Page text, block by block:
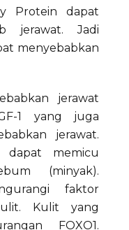
Protein dapat
jerawat. Jadi
menyebabkan
jerawat
1 yang juga
jerawat.
dapat memicu
(minyak).
faktor
Kulit yang
FOXO1.